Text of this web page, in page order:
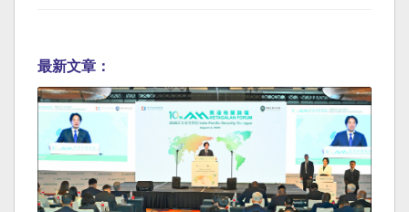
最新文章：